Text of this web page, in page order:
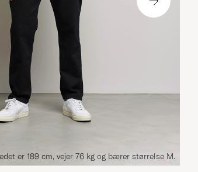
er 189 cm, vejer 76 kg og bærer størrelse M.